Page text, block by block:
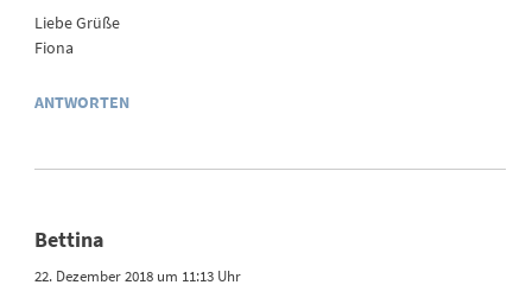
Liebe Grüße
Fiona
ANTWORTEN
Bettina
22. Dezember 2018 um 11:13 Uhr